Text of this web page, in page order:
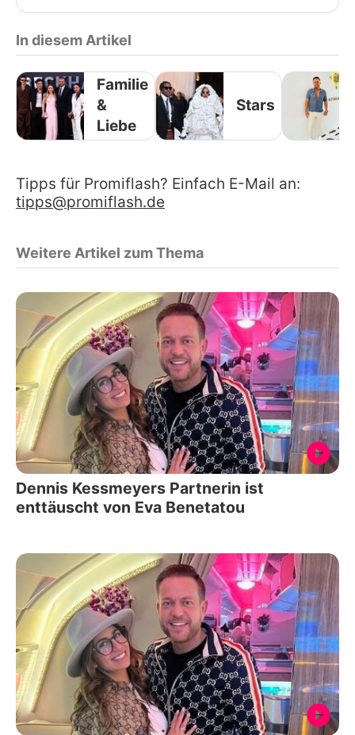
In diesem Artikel
Familie
&
Liebe
Stars
Tipps für Promiflash? Einfach E-Mail an:
tipps@promiflash.de
Weitere Artikel zum Thema
Dennis Kessmeyers Partnerin ist
enttäuscht von Eva Benetatou